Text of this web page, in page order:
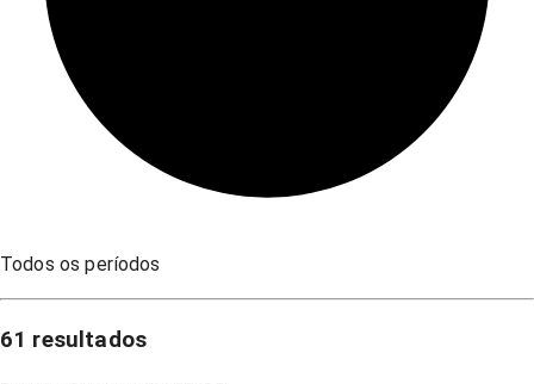
Todos os períodos
61 resultados